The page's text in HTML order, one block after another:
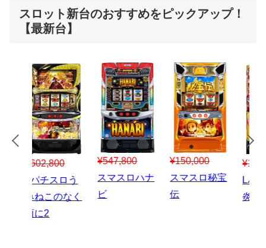
スロット新台のおすすめをピックアップ！
【最新台】
¥547,800
スマスロハナ
ビ
¥150,000
スマスロ秘宝
¥1,867,800
Lパチスロ 炎